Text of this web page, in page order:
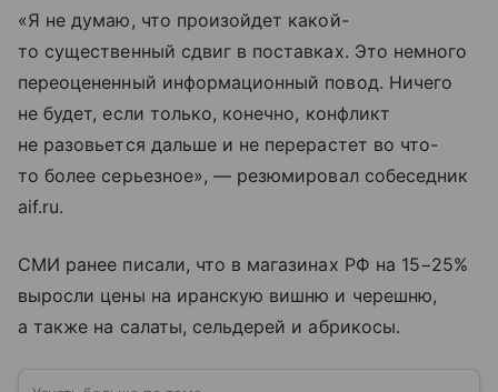
«Я не думаю, что произойдет какой-
то существенный сдвиг в поставках. Это немного
переоцененный информационный повод. Ничего
не будет, если только, конечно, конфликт
не разовьется дальше и не перерастет во что-
то более серьезное», — резюмировал собеседник
aif.ru.
СМИ ранее писали, что в магазинах РФ на 15−25%
выросли цены на иранскую вишню и черешню,
а также на салаты, сельдерей и абрикосы.